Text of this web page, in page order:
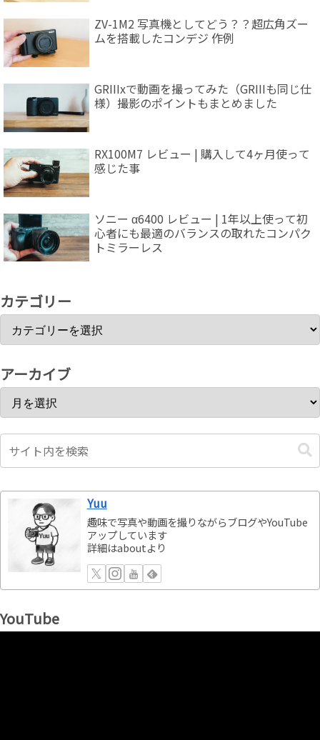
ZV-1M2 写真機としてどう？？超広角ズー
ムを搭載したコンデジ 作例
GRIIIxで動画を撮ってみた（GRIIIも同じ仕
様）撮影のポイントもまとめました
RX100M7 レビュー | 購入して4ヶ月使って
感じた事
ソニー α6400 レビュー | 1年以上使って初
心者にも最適のバランスの取れたコンパク
トミラーレス
カテゴリー
アーカイブ
Yuu
趣味で写真や動画を撮りながらブログやYouTube
アップしています
詳細はaboutより
YouTube